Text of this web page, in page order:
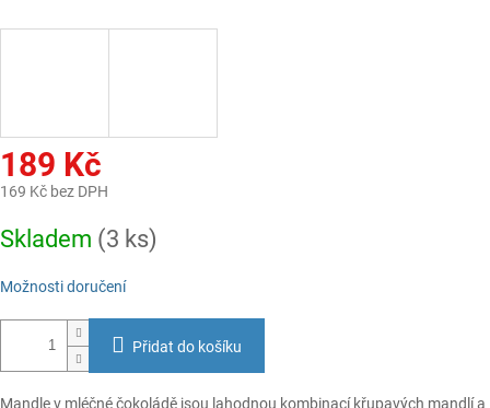
189 Kč
169 Kč bez DPH
cena:
Skladem (3 ks)
Možnosti doručení
Přidat do košíku
Mandle v mléčné čokoládě jsou lahodnou kombinací křupavých mandlí a